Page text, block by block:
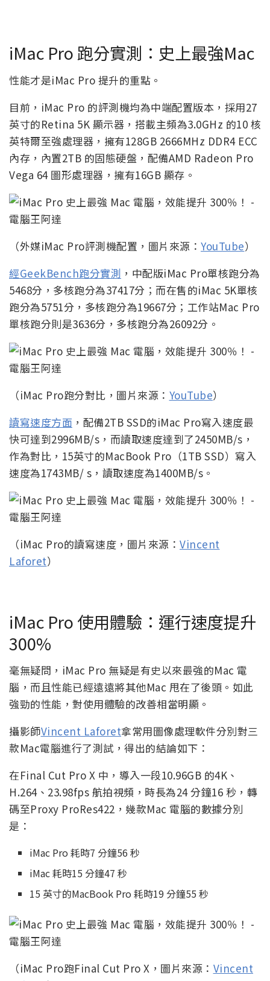
iMac Pro 跑分實測：史上最強Mac
性能才是iMac Pro 提升的重點。
目前，iMac Pro 的評測機均為中端配置版本，採用27
英寸的Retina 5K 顯示器，搭載主頻為3.0GHz 的10 核
英特爾至強處理器，擁有128GB 2666MHz DDR4 ECC
內存，內置2TB 的固態硬盤，配備AMD Radeon Pro
Vega 64 圖形處理器，擁有16GB 顯存。
（外媒iMac Pro評測機配置，圖片來源： YouTube）
經GeekBench跑分實測 ，中配版iMac Pro單核跑分為
5468分，多核跑分為37417分；而在售的iMac 5K單核
跑分為5751分，多核跑分為19667分；工作站Mac Pro
單核跑分則是3636分，多核跑分為26092分。
（iMac Pro跑分對比，圖片來源： YouTube）
讀寫速度方面 ，配備2TB SSD的iMac Pro寫入速度最
快可達到2996MB/s，而讀取速度達到了2450MB/s，
作為對比，15英寸的MacBook Pro（1TB SSD）寫入
速度為1743MB/ s，讀取速度為1400MB/s。
（iMac Pro的讀寫速度，圖片來源： Vincent
Laforet）
iMac Pro 使用體驗：運行速度提升
300%
毫無疑問，iMac Pro 無疑是有史以來最強的Mac 電
腦，而且性能已經遠遠將其他Mac 甩在了後頭。如此
強勁的性能，對使用體驗的改善相當明顯。
攝影師Vincent Laforet拿常用圖像處理軟件分別對三
款Mac電腦進行了測試，得出的結論如下：
在Final Cut Pro X 中，導入一段10.96GB 的4K、
H.264、23.98fps 航拍視頻，時長為24 分鐘16 秒，轉
碼至Proxy ProRes422，幾款Mac 電腦的數據分別
是：
iMac Pro 耗時7 分鐘56 秒
iMac 耗時15 分鐘47 秒
15 英寸的MacBook Pro 耗時19 分鐘55 秒
（iMac Pro跑Final Cut Pro X，圖片來源： Vincent